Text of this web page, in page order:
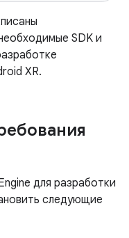
SDK и
XR.
для разработки
следующие